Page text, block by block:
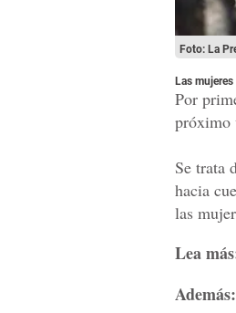
Foto: La
Las
Por
próximo
Se trata
hacia
las
Lea
Además: